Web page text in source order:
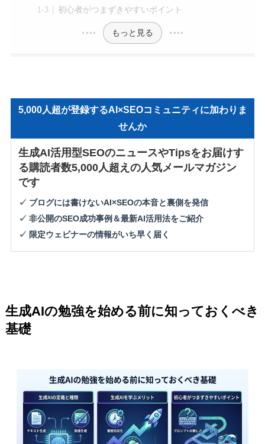
初心者がつまずきやすいポイント
もっと見る
5,000人超が登録するAI×SEOコミュニティに加わりま
せんか
生成AI活用型SEOのニュースやTipsをお届けす
る購読者数5,000人超えの人気メールマガジン
です
✓ ブログには書けないAI×SEOの本音と裏側を発信
✓ 非公開のSEO成功事例＆最新AI活用法をご紹介
✓ 限定ウェビナーの情報がいち早く届く
生成AIの勉強を始める前に知っておくべき
基礎